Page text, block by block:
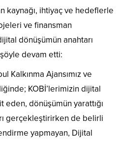
kaynağı, ihtiyaç ve hedeflerle
ve finansman
dönüşümün anahtarı
devam etti:
Kalkınma Ajansımız ve
KOBİ’lerimizin dijital
eden, dönüşümün yarattığı
gerçekleştirirken de belirli
yapmayan, Dijital